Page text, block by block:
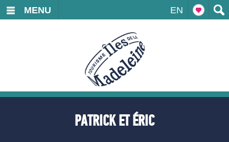
EN
MENU
PATRICK ET ÉRIC